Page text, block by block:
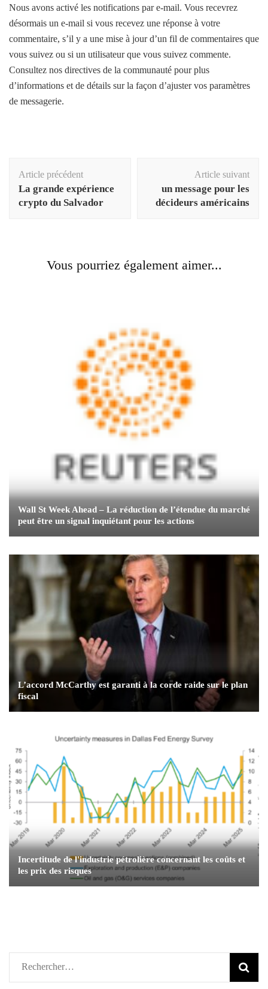
Nous avons activé les notifications par e-mail. Vous recevrez
désormais un e-mail si vous recevez une réponse à votre
commentaire, s’il y a une mise à jour d’un fil de commentaires que
vous suivez ou si un utilisateur que vous suivez commente.
Consultez nos directives de la communauté pour plus
d’informations et de détails sur la façon d’ajuster vos paramètres
de messagerie.
d'article
Article précédent
La grande expérience
crypto du Salvador
Article suivant
un message pour les
décideurs américains
Vous pourriez également aimer...
Wall St Week Ahead – La réduction de l’étendue du marché
peut être un signal inquiétant pour les actions
L’accord McCarthy est garanti à la corde raide sur le plan
fiscal
Incertitude de l'industrie pétrolière concernant les coûts et
les prix des risques
Rechercher :